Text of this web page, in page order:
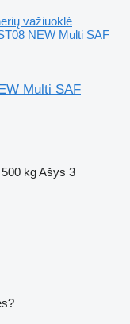
važiuoklė
NEW Multi SAF
Multi SAF
kgAšys 3